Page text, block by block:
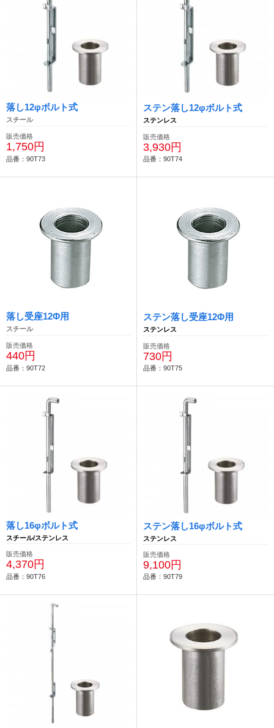
落し12φボルト式
スチール
販売価格
1,750円
品番：90T73
ステン落し12φボルト式
ステンレス
販売価格
3,930円
品番：90T74
落し受座12Φ用
スチール
販売価格
440円
品番：90T72
ステン落し受座12Φ用
ステンレス
販売価格
730円
品番：90T75
落し16φボルト式
スチール/ステンレス
販売価格
4,370円
品番：90T76
ステン落し16φボルト式
ステンレス
販売価格
9,100円
品番：90T79